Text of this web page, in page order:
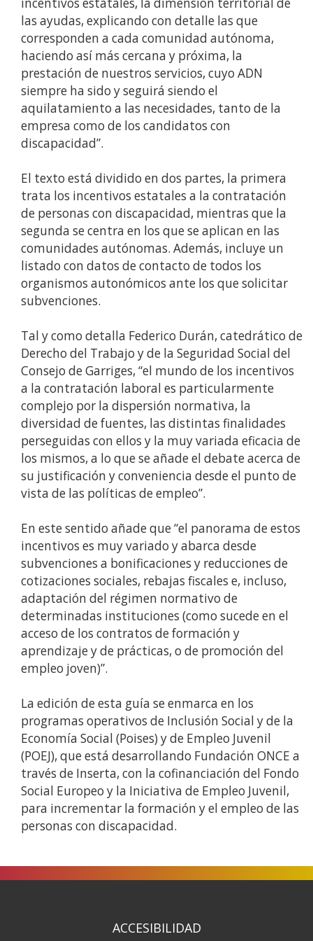
las ayudas, explicando con detalle las que
corresponden a cada comunidad autónoma,
haciendo así más cercana y próxima, la
prestación de nuestros servicios, cuyo ADN
siempre ha sido y seguirá siendo el
aquilatamiento a las necesidades, tanto de la
empresa como de los candidatos con
discapacidad”.
El texto está dividido en dos partes, la primera
trata los incentivos estatales a la contratación
de personas con discapacidad, mientras que la
segunda se centra en los que se aplican en las
comunidades autónomas. Además, incluye un
listado con datos de contacto de todos los
organismos autonómicos ante los que solicitar
subvenciones.
Tal y como detalla Federico Durán, catedrático de
Derecho del Trabajo y de la Seguridad Social del
Consejo de Garriges, “el mundo de los incentivos
a la contratación laboral es particularmente
complejo por la dispersión normativa, la
diversidad de fuentes, las distintas finalidades
perseguidas con ellos y la muy variada eficacia de
los mismos, a lo que se añade el debate acerca de
su justificación y conveniencia desde el punto de
vista de las políticas de empleo”.
En este sentido añade que “el panorama de estos
incentivos es muy variado y abarca desde
subvenciones a bonificaciones y reducciones de
cotizaciones sociales, rebajas fiscales e, incluso,
adaptación del régimen normativo de
determinadas instituciones (como sucede en el
acceso de los contratos de formación y
aprendizaje y de prácticas, o de promoción del
empleo joven)”.
La edición de esta guía se enmarca en los
programas operativos de Inclusión Social y de la
Economía Social (Poises) y de Empleo Juvenil
(POEJ), que está desarrollando Fundación ONCE a
través de Inserta, con la cofinanciación del Fondo
Social Europeo y la Iniciativa de Empleo Juvenil,
para incrementar la formación y el empleo de las
personas con discapacidad.
ACCESIBILIDAD